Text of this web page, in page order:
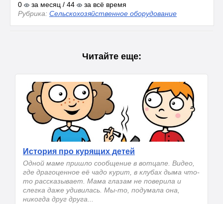
0 за месяц / 44
за всё время
Рубрика: Сельскохозяйственное оборудование
Читайте еще:
История про курящих детей
Одной маме пришло сообщение в вотцапе. Видео,
где драгоценное её чадо курит, в клубах дыма что-
то рассказывает. Мама глазам не поверила и
слегка даже удивилась. Мы-то, подумала она,
никогда друг друга...